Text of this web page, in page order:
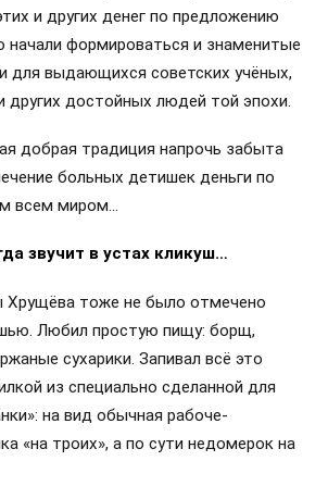
и других денег по предложению
начали формироваться и знаменитые
для выдающихся советских учёных,
других достойных людей той эпохи.
добрая традиция напрочь забыта
больных детишек деньги по
всем миром…
звучит в устах кликуш…
Хрущёва тоже не было отмечено
Любил простую пищу: борщ,
сухарики. Запивал всё это
из специально сделанной для
на вид обычная рабоче-
«на троих», а по сути недомерок на